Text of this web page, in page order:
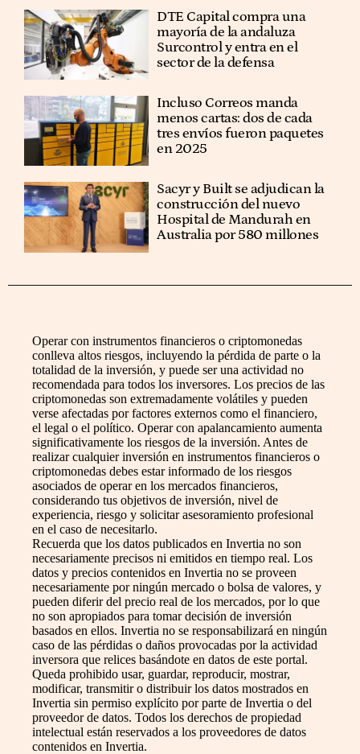
DTE Capital compra una
mayoría de la andaluza
Surcontrol y entra en el
sector de la defensa
Incluso Correos manda
menos cartas: dos de cada
tres envíos fueron paquetes
en 2025
Sacyr y Built se adjudican la
construcción del nuevo
Hospital de Mandurah en
Australia por 580 millones
Operar con instrumentos financieros o criptomonedas
conlleva altos riesgos, incluyendo la pérdida de parte o la
totalidad de la inversión, y puede ser una actividad no
recomendada para todos los inversores. Los precios de las
criptomonedas son extremadamente volátiles y pueden
verse afectadas por factores externos como el financiero,
el legal o el político. Operar con apalancamiento aumenta
significativamente los riesgos de la inversión. Antes de
realizar cualquier inversión en instrumentos financieros o
criptomonedas debes estar informado de los riesgos
asociados de operar en los mercados financieros,
considerando tus objetivos de inversión, nivel de
experiencia, riesgo y solicitar asesoramiento profesional
en el caso de necesitarlo.
Recuerda que los datos publicados en Invertia no son
necesariamente precisos ni emitidos en tiempo real. Los
datos y precios contenidos en Invertia no se proveen
necesariamente por ningún mercado o bolsa de valores, y
pueden diferir del precio real de los mercados, por lo que
no son apropiados para tomar decisión de inversión
basados en ellos. Invertia no se responsabilizará en ningún
caso de las pérdidas o daños provocadas por la actividad
inversora que relices basándote en datos de este portal.
Queda prohibido usar, guardar, reproducir, mostrar,
modificar, transmitir o distribuir los datos mostrados en
Invertia sin permiso explícito por parte de Invertia o del
proveedor de datos. Todos los derechos de propiedad
intelectual están reservados a los proveedores de datos
contenidos en Invertia.